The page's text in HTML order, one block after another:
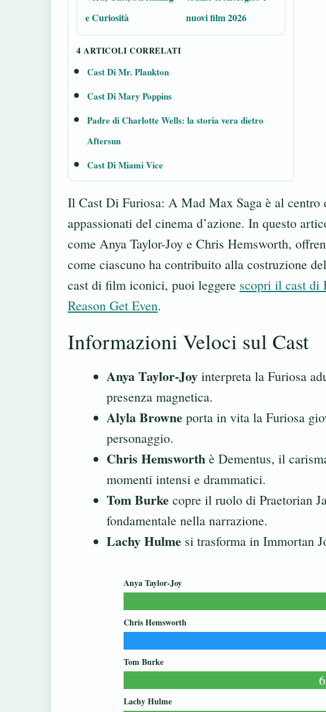
e Curiosità
nuovi film 2026
4 ARTICOLI CORRELATI
Cast Di Mr. Plankton
Cast Di Mary Poppins
Padre di Charlotte Wells: la storia vera dietro
Aftersun
Cast Di Miami Vice
Il Cast Di Furiosa: A Mad Max Saga è al centro
appassionati del cinema d’azione. In questo
come Anya Taylor-Joy e Chris Hemsworth,
come ciascuno ha contribuito alla costruzione
cast di film iconici, puoi leggere scopri il cast di
Reason Get Even.
Informazioni Veloci sul Cast
Anya Taylor-Joy interpreta la Furiosa
presenza magnetica.
Alyla Browne porta in vita la Furiosa
personaggio.
Chris Hemsworth è Dementus, il
momenti intensi e drammatici.
Tom Burke copre il ruolo di Praetorian
fondamentale nella narrazione.
Lachy Hulme si trasforma in Immortan
Anya Taylor-Joy
Chris Hemsworth
Tom Burke
Lachy Hulme